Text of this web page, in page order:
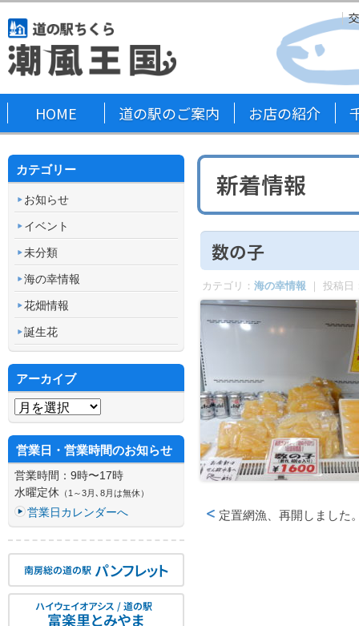
HOME 道の駅のご案内 お店の紹介
新着情報
数の子
カテゴリ： 海の幸情報 ｜ 投稿日
定置網漁、再開しました
カテゴリー
お知らせ
イベント
未分類
海の幸情報
花畑情報
誕生花
アーカイブ
アーカイブ
営業日・営業時間のお知らせ
営業時間：9時〜17時
水曜定休 （1～3月､8月は無休）
営業日カレンダーへ
南房総の道の駅 パンフレット
ハイウェイオアシス / 道の駅
富楽里とみやま